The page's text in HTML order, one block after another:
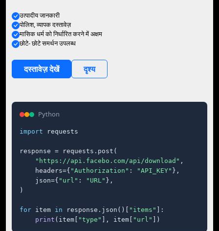
उत्पादीय जानकारी
पोलिश, व्यापक दस्तावेज़
मासिक धर्म को निर्धारित करने में अक्षम
छोटे- छोटे समर्थन उपलब्ध
दस्तावेज़ देखें दृश्य
Python
import requests
response = requests.post(
"https://api.facebo.com/api/download" ,
    headers={
"Authorization" : "API_KEY" },
    json={
"url" : "URL" },
)
for item in response.json()[ "items"
]:
print (item[ "type" ], item[ "url" ])